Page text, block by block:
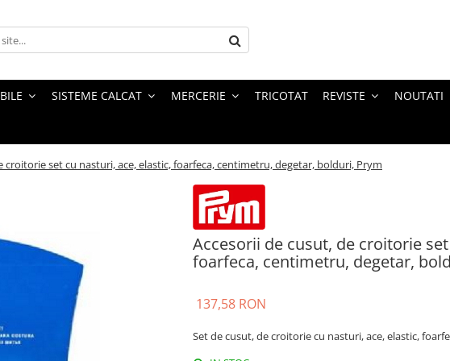
SISTEME CALCAT MERCERIE TRICOTAT REVISTE NOUTATI
croitorie set cu nasturi, ace, elastic, foarfeca, centimetru, degetar, bolduri, Prym
Accesorii de cusut, de croitorie
foarfeca, centimetru, degetar,
137,58 RON
Set de cusut, de croitorie cu nasturi, ace, elastic,